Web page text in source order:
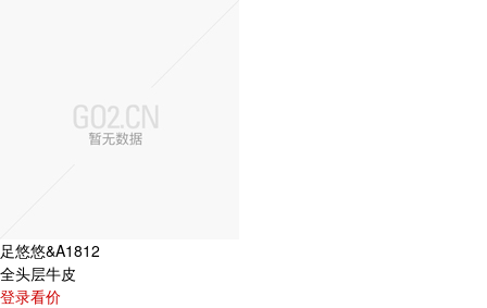
足悠悠&A1812
全头层牛皮
登录看价